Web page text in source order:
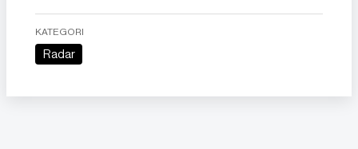
KATEGORI
Radar